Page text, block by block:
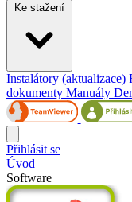
Ke stažení
Instalátory (aktualizace)
dokumenty Manuály
Přihlásit se
Úvod
Software